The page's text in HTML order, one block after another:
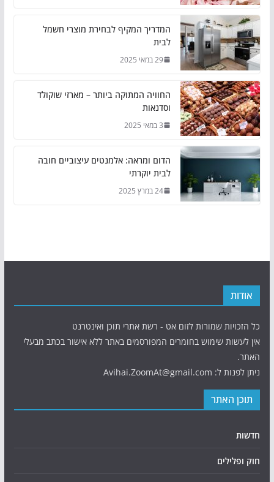
המדריך המקיף לבחירת מוצרי חשמל
לבית
29 במאי 2025
החוויה המתוקה ביותר – מארזי שוקולד
וסדנאות
3 במאי 2025
הדום ומראה: אלמנטים עיצוביים חובה
לבית יוקרתי
24 במרץ 2025
אודות
כל הזכויות שמורות לזום אט - רשת אתרי תוכן ואינטרנט
אין לעשות שימוש בחומרים המפורסמים באתר ללא אישור בכתב מבעלי
האתר.
ניתן לפנות ל: Avihai.ZoomAt@gmail.com
תוכן האתר
חדשות
חוק ופלילים